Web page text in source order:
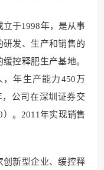
于1998年，是从事
发、生产和销售的
控释肥生产基地。
年生产能力450万
公司在深圳证券交
。2011年实现销售
创新型企业、缓控释